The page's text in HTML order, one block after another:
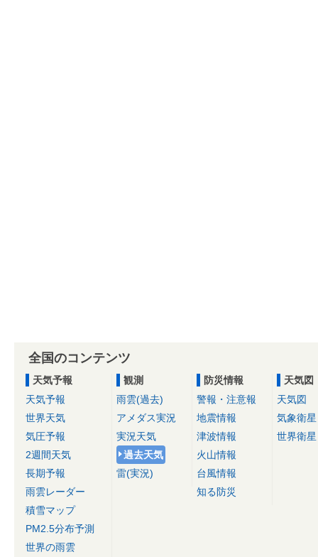
全国のコンテンツ
天気予報
天気予報
世界天気
気圧予報
2週間天気
長期予報
雨雲レーダー
積雪マップ
PM2.5分布予測
世界の雨雲
観測
雨雲(過去)
アメダス実況
実況天気
過去天気
雷(実況)
防災情報
警報・注意報
地震情報
津波情報
火山情報
台風情報
知る防災
天気図
天気図
気象衛星
世界衛星